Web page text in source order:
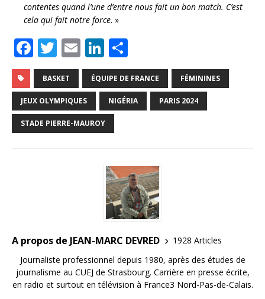
contentes quand l’une d’entre nous fait un bon match. C’est
cela qui fait notre force. »
F
a
c
e
b
T
w
it
te
r
E
m
ai
l
Li
n
k
e
dI
ar
ta
g
BASKET ÉQUIPE DE FRANCE FÉMININES
JEUX OLYMPIQUES NIGÉRIA PARIS 2024
STADE PIERRE-MAUROY
A propos de JEAN-MARC DEVRED
1928 Articles
Journaliste professionnel depuis 1980, après des études de
journalisme au CUEJ de Strasbourg. Carrière en presse écrite,
en radio et surtout en télévision à France3 Nord-Pas-de-Calais.